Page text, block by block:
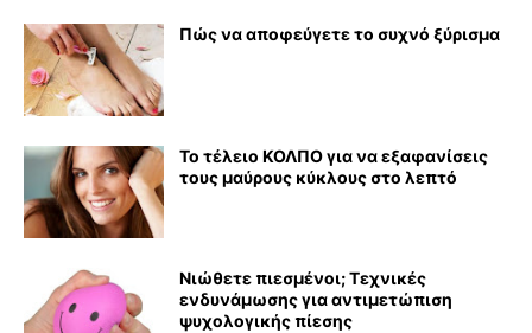
Πώς να αποφεύγετε το συχνό ξύρισμα
Το τέλειο ΚΟΛΠΟ για να εξαφανίσεις
τους μαύρους κύκλους στο λεπτό
Νιώθετε πιεσμένοι; Τεχνικές
ενδυνάμωσης για αντιμετώπιση
ψυχολογικής πίεσης